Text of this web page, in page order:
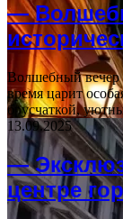
—
Волшебный вечер
время царит
брусчаткой,
13.09.2025
—
центре